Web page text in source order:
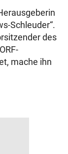
Schleuder“.
des
mache ihn